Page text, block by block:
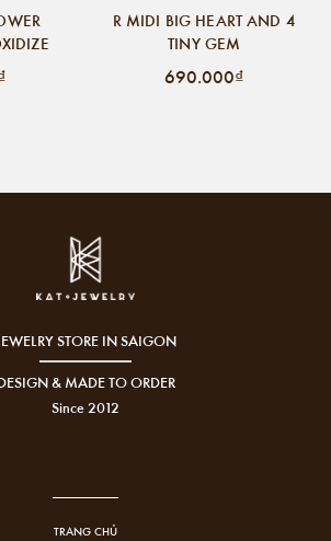
R MIDI BIG HEART AND 4
TINY GEM
690.000₫
STORE IN SAIGON
& MADE TO ORDER
Since 2012
TRANG CHỦ